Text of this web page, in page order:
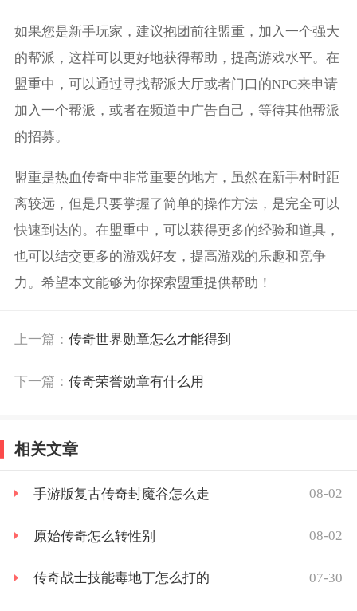
如果您是新手玩家，建议抱团前往盟重，加入一个强大
的帮派，这样可以更好地获得帮助，提高游戏水平。在
盟重中，可以通过寻找帮派大厅或者门口的NPC来申请
加入一个帮派，或者在频道中广告自己，等待其他帮派
的招募。
盟重是热血传奇中非常重要的地方，虽然在新手村时距
离较远，但是只要掌握了简单的操作方法，是完全可以
快速到达的。在盟重中，可以获得更多的经验和道具，
也可以结交更多的游戏好友，提高游戏的乐趣和竞争
力。希望本文能够为你探索盟重提供帮助！
上一篇： 传奇世界勋章怎么才能得到
下一篇： 传奇荣誉勋章有什么用
相关文章
手游版复古传奇封魔谷怎么走 08-02
原始传奇怎么转性别 08-02
传奇战士技能毒地丁怎么打的 07-30